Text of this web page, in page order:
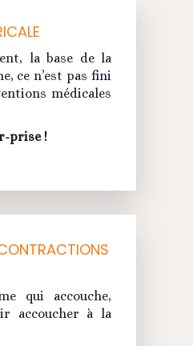
la base de la
ce n’est pas fini
médicales
prise !
qui accouche,
accoucher à la